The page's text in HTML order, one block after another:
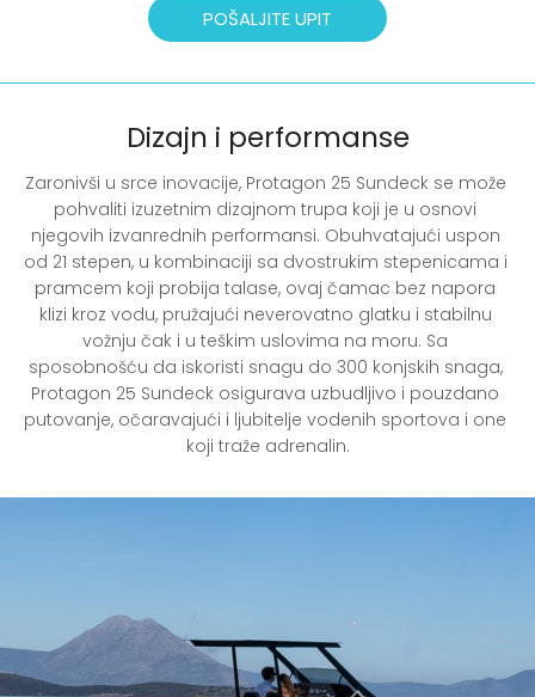
POŠALJITE UPIT
Dizajn i performanse
Zaronivši u srce inovacije, Protagon 25 Sundeck se može
pohvaliti izuzetnim dizajnom trupa koji je u osnovi
njegovih izvanrednih performansi. Obuhvatajući uspon
od 21 stepen, u kombinaciji sa dvostrukim stepenicama i
pramcem koji probija talase, ovaj čamac bez napora
klizi kroz vodu, pružajući neverovatno glatku i stabilnu
vožnju čak i u teškim uslovima na moru. Sa
sposobnošću da iskoristi snagu do 300 konjskih snaga,
Protagon 25 Sundeck osigurava uzbudljivo i pouzdano
putovanje, očaravajući i ljubitelje vodenih sportova i one
koji traže adrenalin.